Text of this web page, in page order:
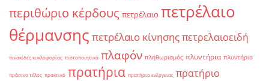
περιθώριο κέρδους πετρέλαιο πετρέλαιο
θέρμανσης πετρέλαιο κίνησηςπετρελαιοειδή
πινακίδες κυκλοφορίας πιστοποιητικά πλαφόν πληθωρισμός πλυντήρια πλυντήριο
πράσινο τέλος πρακτικό πρατήρια πρατήριο ενέργειας πρατήριο